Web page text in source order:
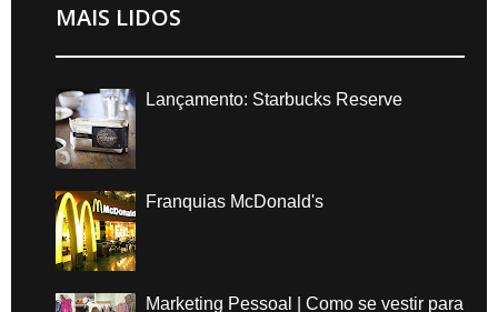
MAIS LIDOS
Lançamento: Starbucks Reserve
Franquias McDonald's
Marketing Pessoal | Como se vestir para